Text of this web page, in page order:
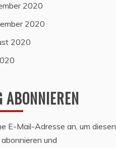
2020
2020
2020
ABONNIEREN
E-Mail-Adresse an, um diesen
und